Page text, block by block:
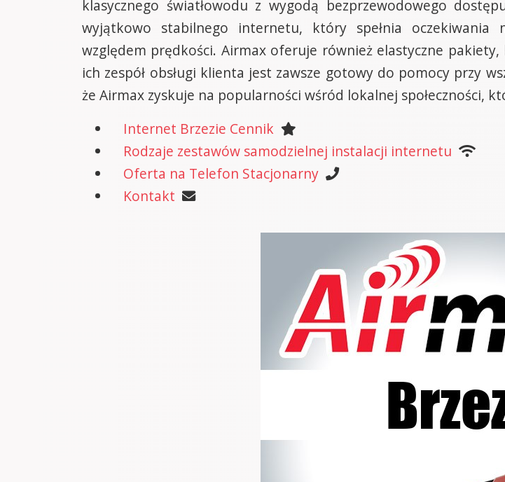
klasycznego światłowodu z wygodą bezprzewodowego
wyjątkowo stabilnego internetu, który spełnia oczekiwania
względem prędkości. Airmax oferuje również elastyczne
ich zespół obsługi klienta jest zawsze gotowy do pomocy przy
że Airmax zyskuje na popularności wśród lokalnej społeczności,
Internet Brzezie Cennik
Rodzaje zestawów samodzielnej instalacji internetu
Oferta na Telefon Stacjonarny
Kontakt